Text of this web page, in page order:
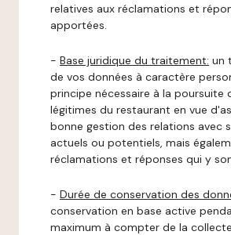
relatives aux réclamations et
apportées.
- Base juridique du traitement: un
de vos données à caractère
principe nécessaire à la poursuite
légitimes du restaurant en vue
bonne gestion des relations avec
actuels ou potentiels, mais
réclamations et réponses qui y
- Durée de conservation des
conservation en base active
maximum à compter de la